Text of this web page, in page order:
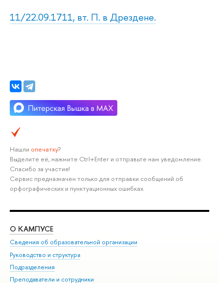
11/22.09.1711, вт. П. в Дрездене.
Нашли опечатку?
Выделите её, нажмите Ctrl+Enter и отправьте нам уведомление.
Спасибо за участие!
Сервис предназначен только для отправки сообщений об
орфографических и пунктуационных ошибках.
О КАМПУСЕ
Сведения об образовательной организации
Руководство и структура
Подразделения
Преподаватели и сотрудники